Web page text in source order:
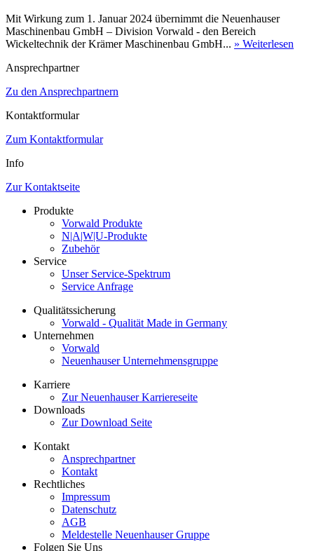
Mit Wirkung zum 1. Januar 2024 übernimmt die Neuenhauser
Maschinenbau GmbH – Division Vorwald - den Bereich
Wickeltechnik der Krämer Maschinenbau GmbH... » Weiterlesen
Ansprechpartner
Zu den Ansprechpartnern
Kontaktformular
Zum Kontaktformular
Info
Zur Kontaktseite
Produkte
Vorwald Produkte
N|A|W|U-Produkte
Zubehör
Service
Unser Service-Spektrum
Service Anfrage
Qualitätssicherung
Vorwald - Qualität Made in Germany
Unternehmen
Vorwald
Neuenhauser Unternehmensgruppe
Karriere
Zur Neuenhauser Karriereseite
Downloads
Zur Download Seite
Kontakt
Ansprechpartner
Kontakt
Rechtliches
Impressum
Datenschutz
AGB
Meldestelle Neuenhauser Gruppe
Folgen Sie Uns